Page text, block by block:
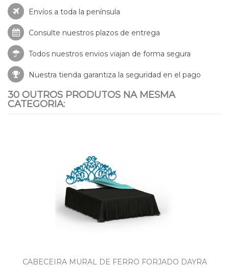
Envíos a toda la península
Consulte nuestros plazos de entrega
Todos nuestros envios viajan de forma segura
Nuestra tienda garantiza la seguridad en el pago
30 OUTROS PRODUTOS NA MESMA
CATEGORIA:
CABECEIRA MURAL DE FERRO FORJADO DAYRA